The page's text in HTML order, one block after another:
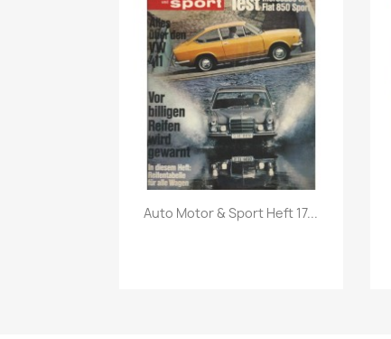
Vorschau
Auto Motor & Sport Heft 17...